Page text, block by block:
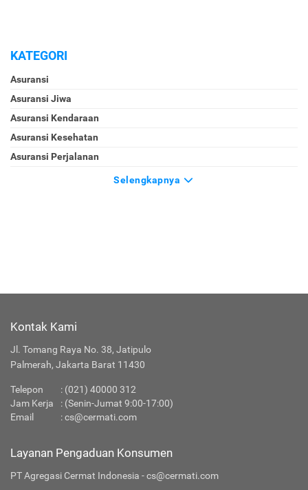
KATEGORI
Asuransi
Asuransi Jiwa
Asuransi Kendaraan
Asuransi Kesehatan
Asuransi Perjalanan
Selengkapnya
Kontak Kami
Jl. Tomang Raya No. 38, Jatipulo
Palmerah, Jakarta Barat 11430
Telepon : (021) 40000 312
Jam Kerja
: (Senin-Jumat 9:00-17:00)
Email
:cs@cermati.com
Layanan Pengaduan Konsumen
PT Agregasi Cermat Indonesia - cs@cermati.com